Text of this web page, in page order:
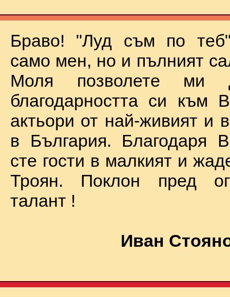
Браво! "Луд съм по
само мен, но и пълният
Моля позволете ми
благодарността си към
актьори от най-живият и
в България. Благодаря
сте гости в малкият и
Троян. Поклон пред
талант !
Иван